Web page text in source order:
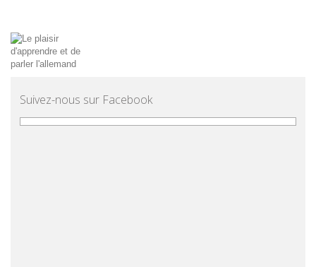
Suivez-nous sur Facebook